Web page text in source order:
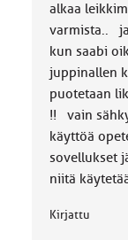
k
a
alkaa
varmista..
kun saabi
juppinallen
puotetaan
!! vain
käyttöä
sovellukset
niitä
Kirjattu